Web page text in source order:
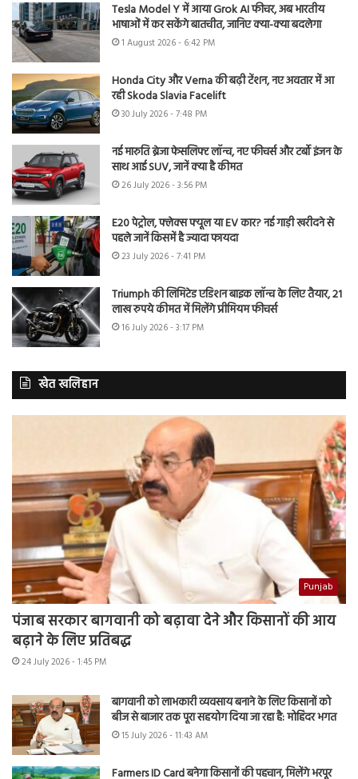
Tesla Model Y में आया Grok AI फीचर, अब भारतीय
भाषाओं में कर सकेंगे बातचीत, जानिए क्या-क्या बदलेगा
1 August 2026 - 6:42 PM
Honda City और Verna की बढ़ी टेंशन, नए अवतार में आ
रही Skoda Slavia Facelift
30 July 2026 - 7:48 PM
नई मारुति ब्रेजा फेसलिफ्ट लॉन्च, नए फीचर्स और टर्बो इंजन के
साथ आई SUV, जानें क्या है कीमत
26 July 2026 - 3:56 PM
E20 पेट्रोल, फ्लेक्स फ्यूल या EV कार? नई गाड़ी खरीदने से
पहले जानें किसमें है ज्यादा फायदा
23 July 2026 - 7:41 PM
Triumph की लिमिटेड एडिशन बाइक लॉन्च के लिए तैयार, 21
लाख रुपये कीमत में मिलेंगे प्रीमियम फीचर्स
16 July 2026 - 3:17 PM
खेत खलिहान
Punjab
पंजाब सरकार बागवानी को बढ़ावा देने और किसानों की आय
बढ़ाने के लिए प्रतिबद्ध
24 July 2026 - 1:45 PM
बागवानी को लाभकारी व्यवसाय बनाने के लिए किसानों को
बीज से बाजार तक पूरा सहयोग दिया जा रहा है: मोहिंदर भगत
15 July 2026 - 11:43 AM
Farmers ID Card बनेगा किसानों की पहचान, मिलेंगे भरपूर